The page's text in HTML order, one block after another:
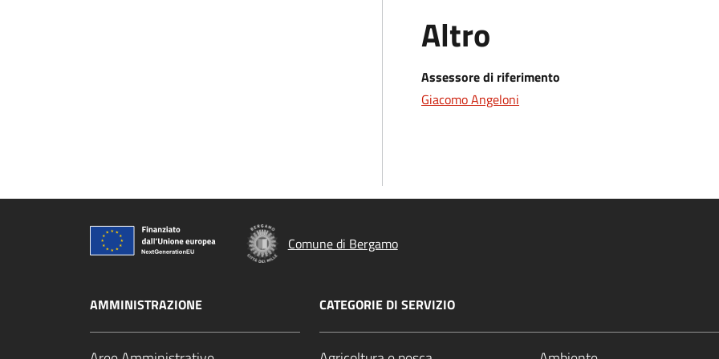
Altro
Assessore di riferimento
Giacomo Angeloni
Comune di Bergamo
AMMINISTRAZIONE CATEGORIE DI SERVIZIO